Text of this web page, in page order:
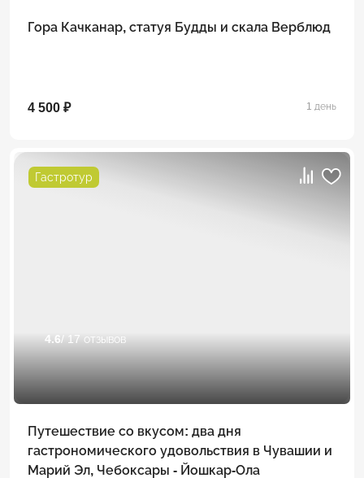
Гора Качканар, статуя Будды и скала Верблюд
4 500 ₽ 1 день
Гастротур
4.6/ 17 отзывов
Путешествие со вкусом: два дня
гастрономического удовольствия в Чувашии и
Марий Эл, Чебоксары - Йошкар-Ола